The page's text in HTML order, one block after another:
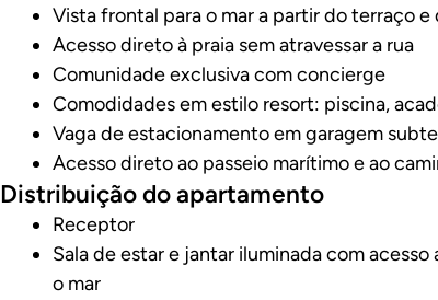
Vista frontal para o mar a partir do terraço e
Acesso direto à praia sem atravessar a rua
Comunidade exclusiva com concierge
Comodidades em estilo resort: piscina,
Vaga de estacionamento em garagem
Acesso direto ao passeio marítimo e ao
Distribuição do apartamento
Receptor
Sala de estar e jantar iluminada com
o mar